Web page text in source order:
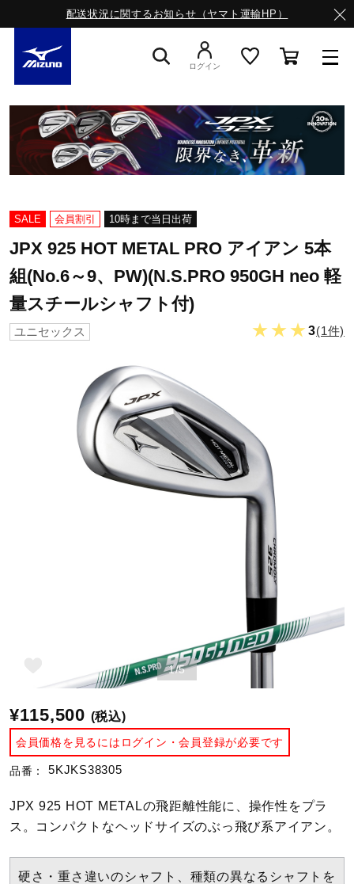
配送状況に関するお知らせ（ヤマト運輸HP）
スニーカー
ライフスタイルウエア
ランニング
サッカー／フットサル
トレーニング
野球
ゴルフ
バドミントン
陸上競技
卓球
ソフトボール
ログイン
SALE 会員割引 10時まで当日出荷
JPX 925 HOT METAL PRO アイアン 5本
組(No.6～9、PW)(N.S.PRO 950GH neo 軽
量スチールシャフト付)
ユニセックス ★★★3(1件)
1/5
¥115,500 (税込)
会員価格を見るにはログイン・会員登録が必要です
品番： 5KJKS38305
JPX 925 HOT METALの飛距離性能に、操作性をプラ
ス。コンパクトなヘッドサイズのぶっ飛び系アイアン。
硬さ・重さ違いのシャフト、種類の異なるシャフトを